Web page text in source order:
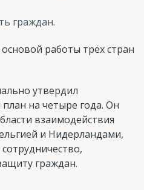
граждан.
работы трёх стран
утвердил
на четыре года. Он
взаимодействия
и Нидерландами,
граждан.